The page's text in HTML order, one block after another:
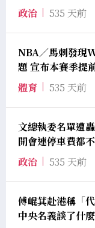
政治
535 天前
NBA／馬刺發現
題 宣布本賽季提
體育
535 天前
文總執委名單遭
開會連停車費都
政治
535 天前
傅崐萁赴港稱「
中央名義談了什麼